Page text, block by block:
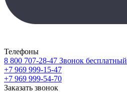
Телефоны
8 800 707-28-47 Звонок бесплатный
+7 969 999-15-47
+7 969 999-54-70
Заказать звонок